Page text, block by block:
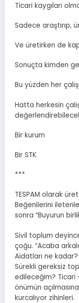
Ticari kaygıları
Sadece araştırıp,
Ve üretirken de
Sonuçta kimden
Bu yüzden her
Hatta herkesin
Bir kurum
Bir STK
***
TESPAM olarak
Beğenilerini
sonra “Buyurun
Sivil toplum
çoğu. “Acaba
Aidatları ne
Sürekli gereksiz
edileceğim? Ticari
önümün
kurcalıyor zihinleri.